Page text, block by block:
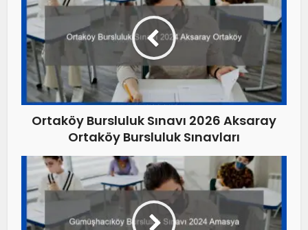
Ortaköy Bursluluk Sınavı 2026 Aksaray
Ortaköy Bursluluk Sınavları